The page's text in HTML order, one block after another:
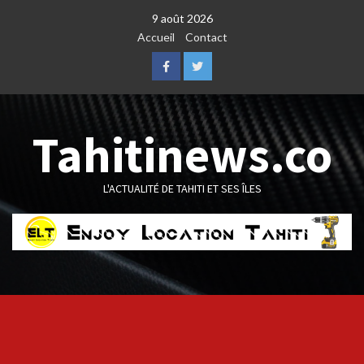
9 août 2026
Accueil
Contact
FacebookTwitter
Tahitinews.co
L'ACTUALITÉ DE TAHITI ET SES ÎLES